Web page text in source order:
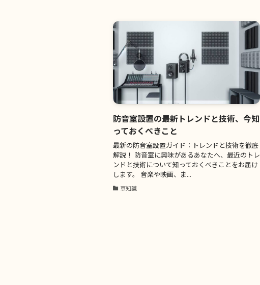
防音室設置の最新トレンドと技術、今知
っておくべきこと
最新の防音室設置ガイド：トレンドと技術を徹底
解説！ 防音室に興味があるあなたへ、最近のトレ
ンドと技術について知っておくべきことをお届け
します。 音楽や映画、ま...
豆知識